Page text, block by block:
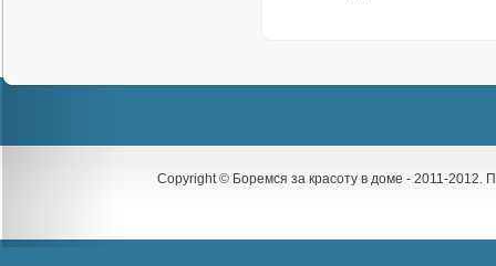
Copyright © Боремся за красоту в доме - 2011-2012.